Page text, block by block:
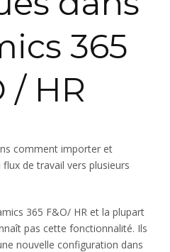
365
/ HR
comment importer et
de travail vers plusieurs
365 F&O/ HR et la plupart
pas cette fonctionnalité. Ils
nouvelle configuration dans